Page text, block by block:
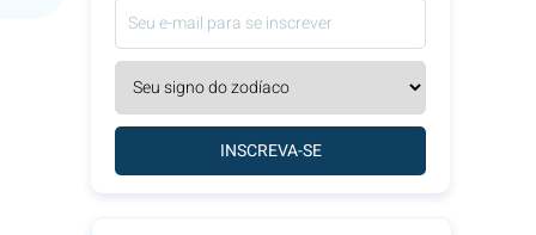
INSCREVA-SE